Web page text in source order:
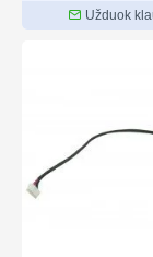
Užduok